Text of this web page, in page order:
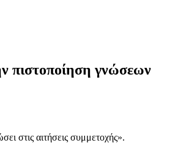
πιστοποίηση γνώσεων
στις αιτήσεις συμμετοχής».